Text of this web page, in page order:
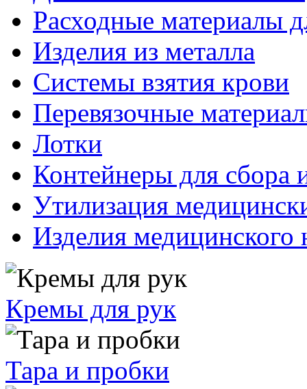
Расходные материалы
Изделия из металла
Системы взятия крови
Перевязочные
Лотки
Контейнеры для сбора
Утилизация
Изделия медицинского
Кремы для рук
Тара и пробки